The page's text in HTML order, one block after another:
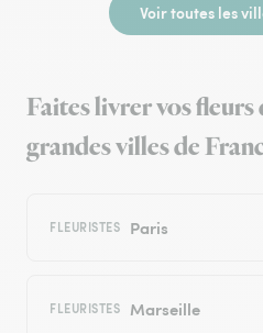
Voir toutes les
Faites livrer vos fleurs
grandes villes de
FLEURISTES Paris
FLEURISTES Marseille